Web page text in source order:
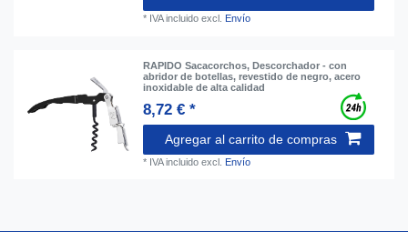
* IVA incluido excl. Envío
RAPIDO Sacacorchos, Descorchador - con
abridor de botellas, revestido de negro, acero
inoxidable de alta calidad
8,72 € *
Agregar al carrito de compras
* IVA incluido excl. Envío